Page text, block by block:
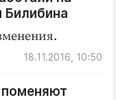
Билибина
18.11.2016, 10:50